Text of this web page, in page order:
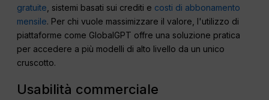
gratuite , sistemi basati sui crediti e costi di abbonamento
mensile. Per chi vuole massimizzare il valore, l'utilizzo di
piattaforme come GlobalGPT offre una soluzione pratica
per accedere a più modelli di alto livello da un unico
cruscotto.
Usabilità commerciale